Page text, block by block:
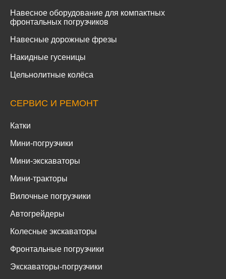
Навесное оборудование для компактных
фронтальных погрузчиков
Навесные дорожные фрезы
Накидные гусеницы
Цельнолитные колёса
СЕРВИС И РЕМОНТ
Катки
Мини-погрузчики
Мини-экскаваторы
Мини-тракторы
Вилочные погрузчики
Автогрейдеры
Колесные экскаваторы
Фронтальные погрузчики
Экскаваторы-погрузчики